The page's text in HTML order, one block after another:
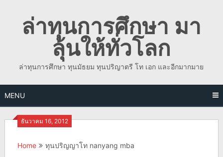
contentล่าทุนการศึกษา มา
ลุ้นให้ทั่วโลก
ล่าทุนการศึกษา ทุนมัธยม ทุนปริญาตรี โท เอก และอีกมากมาย
MENU
ธันวาคม 16, 2012
Home ทุนปริญญาโท nanyang mba